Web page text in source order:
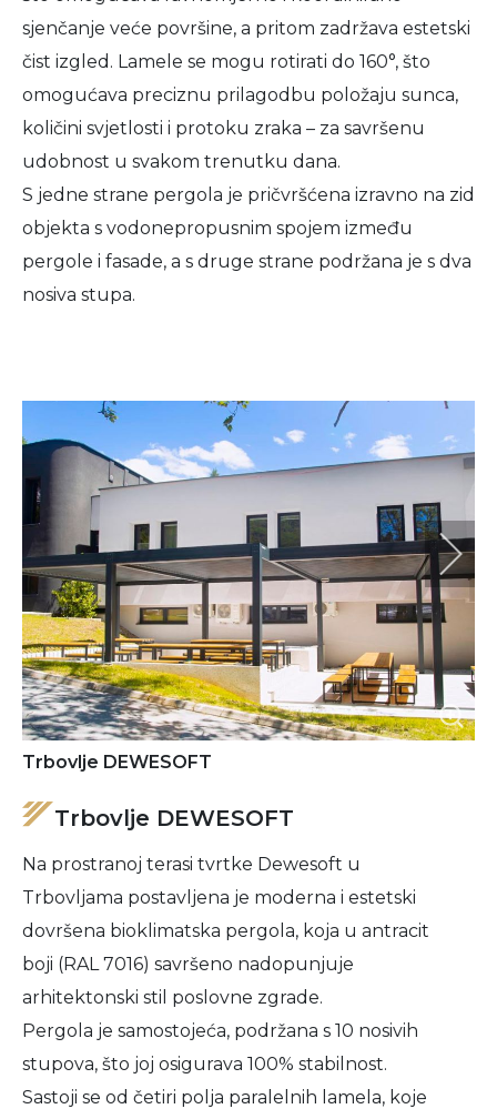
sjenčanje veće površine, a pritom zadržava estetski
čist izgled. Lamele se mogu rotirati do 160°, što
omogućava preciznu prilagodbu položaju sunca,
količini svjetlosti i protoku zraka – za savršenu
udobnost u svakom trenutku dana.
S jedne strane pergola je pričvršćena izravno na zid
objekta s vodonepropusnim spojem između
pergole i fasade, a s druge strane podržana je s dva
nosiva stupa.
Trbovlje DEWESOFT
Trbovlje DEWESOFT
Na prostranoj terasi tvrtke Dewesoft u
Trbovljama postavljena je moderna i estetski
dovršena bioklimatska pergola, koja u antracit
boji (RAL 7016) savršeno nadopunjuje
arhitektonski stil poslovne zgrade.
Pergola je samostojeća, podržana s 10 nosivih
stupova, što joj osigurava 100% stabilnost.
Sastoji se od četiri polja paralelnih lamela, koje